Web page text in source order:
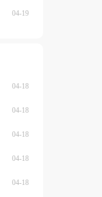
04-19
04-18
04-18
04-18
04-18
04-18